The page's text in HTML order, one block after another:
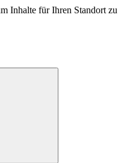
Inhalte für Ihren Standort zu